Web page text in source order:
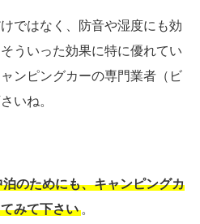
ではなく、防音や湿度にも効
ういった効果に特に優れてい
ンピングカーの専門業者（ビ
いね。
のためにも、キャンピングカ
みて下さい 。